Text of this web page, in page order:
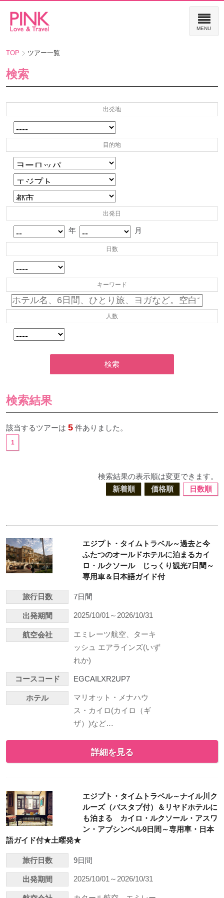
TOP ツアー一覧
検索
出発地
目的地
出発日
年 月
日数
キーワード
人数
検索
検索結果
該当するツアーは 5 件ありました。
1
検索結果の表示順は変更できます。
新着順
価格順 日数順
エジプト・タイムトラベル～過去と今
ふたつのオールドホテルに泊まるカイ
ロ・ルクソール じっくり観光7日間～
専用車＆日本語ガイド付
旅行日数 7日間
出発期間 2025/10/01～2026/10/31
航空会社
エミレーツ航空、ターキ
ッシュ エアラインズ(いず
れか)
コースコード EGCAILXR2UP7
ホテル
マリオット・メナハウ
ス・カイロ(カイロ（ギ
ザ）)など…
詳細を見る
エジプト・タイムトラベル～ナイル川ク
ルーズ（バスタブ付）＆リヤドホテルに
も泊まる カイロ・ルクソール・アスワ
ン・アブシンベル9日間～専用車・日本
語ガイド付★土曜発★
旅行日数 9日間
出発期間 2025/10/01～2026/10/31